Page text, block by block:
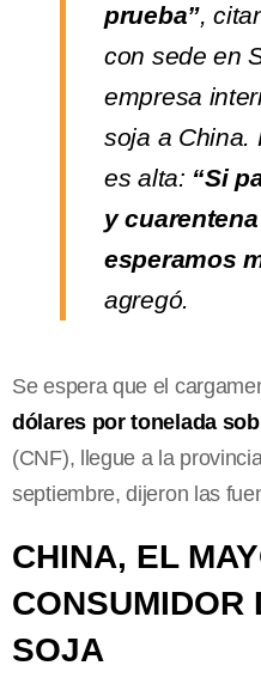
prueba”,
con sede en
empresa
soja a China.
es alta: “Si
y
esperamos
agregó.
Se espera que el
dólares por tonelada
(CNF), llegue a la
septiembre, dijeron las
CHINA, EL
CONSUMIDOR
SOJA